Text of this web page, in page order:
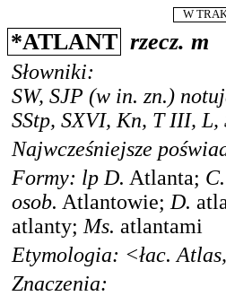
W
*ATLANT rzecz. m
Słowniki:
SW, SJP (w in. zn.)
SStp, SXVI, Kn, T III, L,
Najwcześniejsze
Formy: lp D. Atlanta; C.
osob. Atlantowie; D.
atlanty; Ms. atlantami
Etymologia: <łac.
Znaczenia: